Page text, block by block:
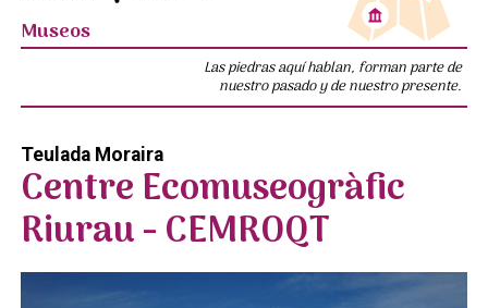
Museos
Las piedras aquí hablan, forman parte de
nuestro pasado y de nuestro presente.
Teulada Moraira
Centre Ecomuseogràfic
Riurau - CEMROQT